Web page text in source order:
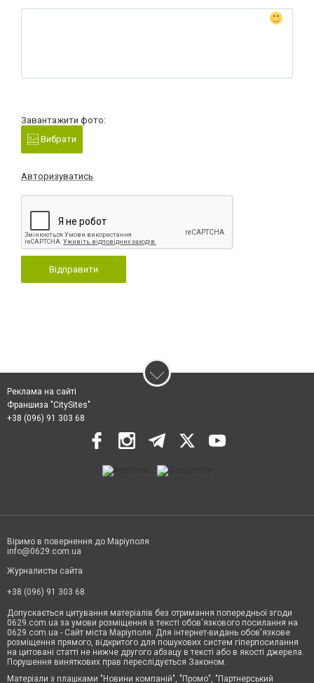
Завантажити фото:
Вибрати
Авторизуватись
Відправити
Реклама на сайті
Франшиза "CitySites"
+38 (096) 91 303 68
Віримо в повернення до Маріуполя
info@0629.com.ua
Журналисты сайта
+38 (096) 91 303 68
Допускається цитування матеріалів без отримання попередньої згоди
0629.com.ua за умови розміщення в тексті обов'язкового посилання на
0629.com.ua - Сайт міста Маріуполя. Для інтернет-видань обов'язкове
розміщення прямого, відкритого для пошукових систем гіперпосилання
на цитовані статті не нижче другого абзацу в тексті або в якості джерела.
Порушення виняткових прав переслідується Законом.
Матеріали з плашками "Новини компаній", "Промо", "Партнерський